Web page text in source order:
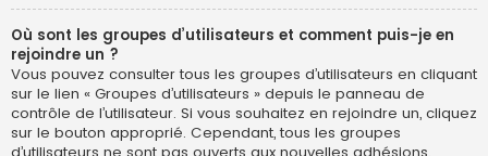
Où sont les groupes d’utilisateurs et comment puis-je en
rejoindre un ?
Vous pouvez consulter tous les groupes d’utilisateurs en cliquant
sur le lien « Groupes d’utilisateurs » depuis le panneau de
contrôle de l’utilisateur. Si vous souhaitez en rejoindre un, cliquez
sur le bouton approprié. Cependant, tous les groupes
d’utilisateurs ne sont pas ouverts aux nouvelles adhésions.